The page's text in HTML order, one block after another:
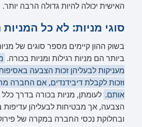
האישית יכולה להיות גדולה הרבה יותר.
סוגי מניות: לא כל המניות
בשוק ההון קיימים מספר סוגים של
ביותר הם מניות רגילות ומניות בכורה.
מעניקות לבעליהן זכות הצבעה
וזכות לקבלת דיבידנדים, אם החברה
אותם. לעומתן, מניות בכורה בדרך כלל
הצבעה, אך מבטיחות לבעליהן עדיפות
ובחלוקת נכסי החברה במקרה של